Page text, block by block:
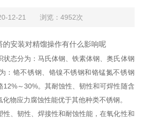
12-21 浏览：4952次
装对精馏操作有什么影响呢
状态分为：马氏体钢、铁素体钢、奥氏体钢
：铬不锈钢、铬镍不锈钢和铬锰氮不锈钢
12%～30%。其耐蚀性、韧性和可焊性随含
物应力腐蚀性能优于其他种类不锈钢。
、韧性、焊接性和耐蚀性能，在氧化性和